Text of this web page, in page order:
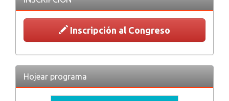
Inscripción al Congreso
Hojear programa